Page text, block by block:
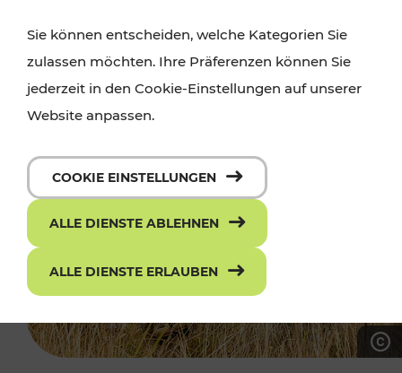
Sie können entscheiden, welche Kategorien Sie
zulassen möchten. Ihre Präferenzen können Sie
jederzeit in den Cookie-Einstellungen auf unserer
Website anpassen.
COOKIE EINSTELLUNGEN
ALLE DIENSTE ABLEHNEN
ALLE DIENSTE ERLAUBEN